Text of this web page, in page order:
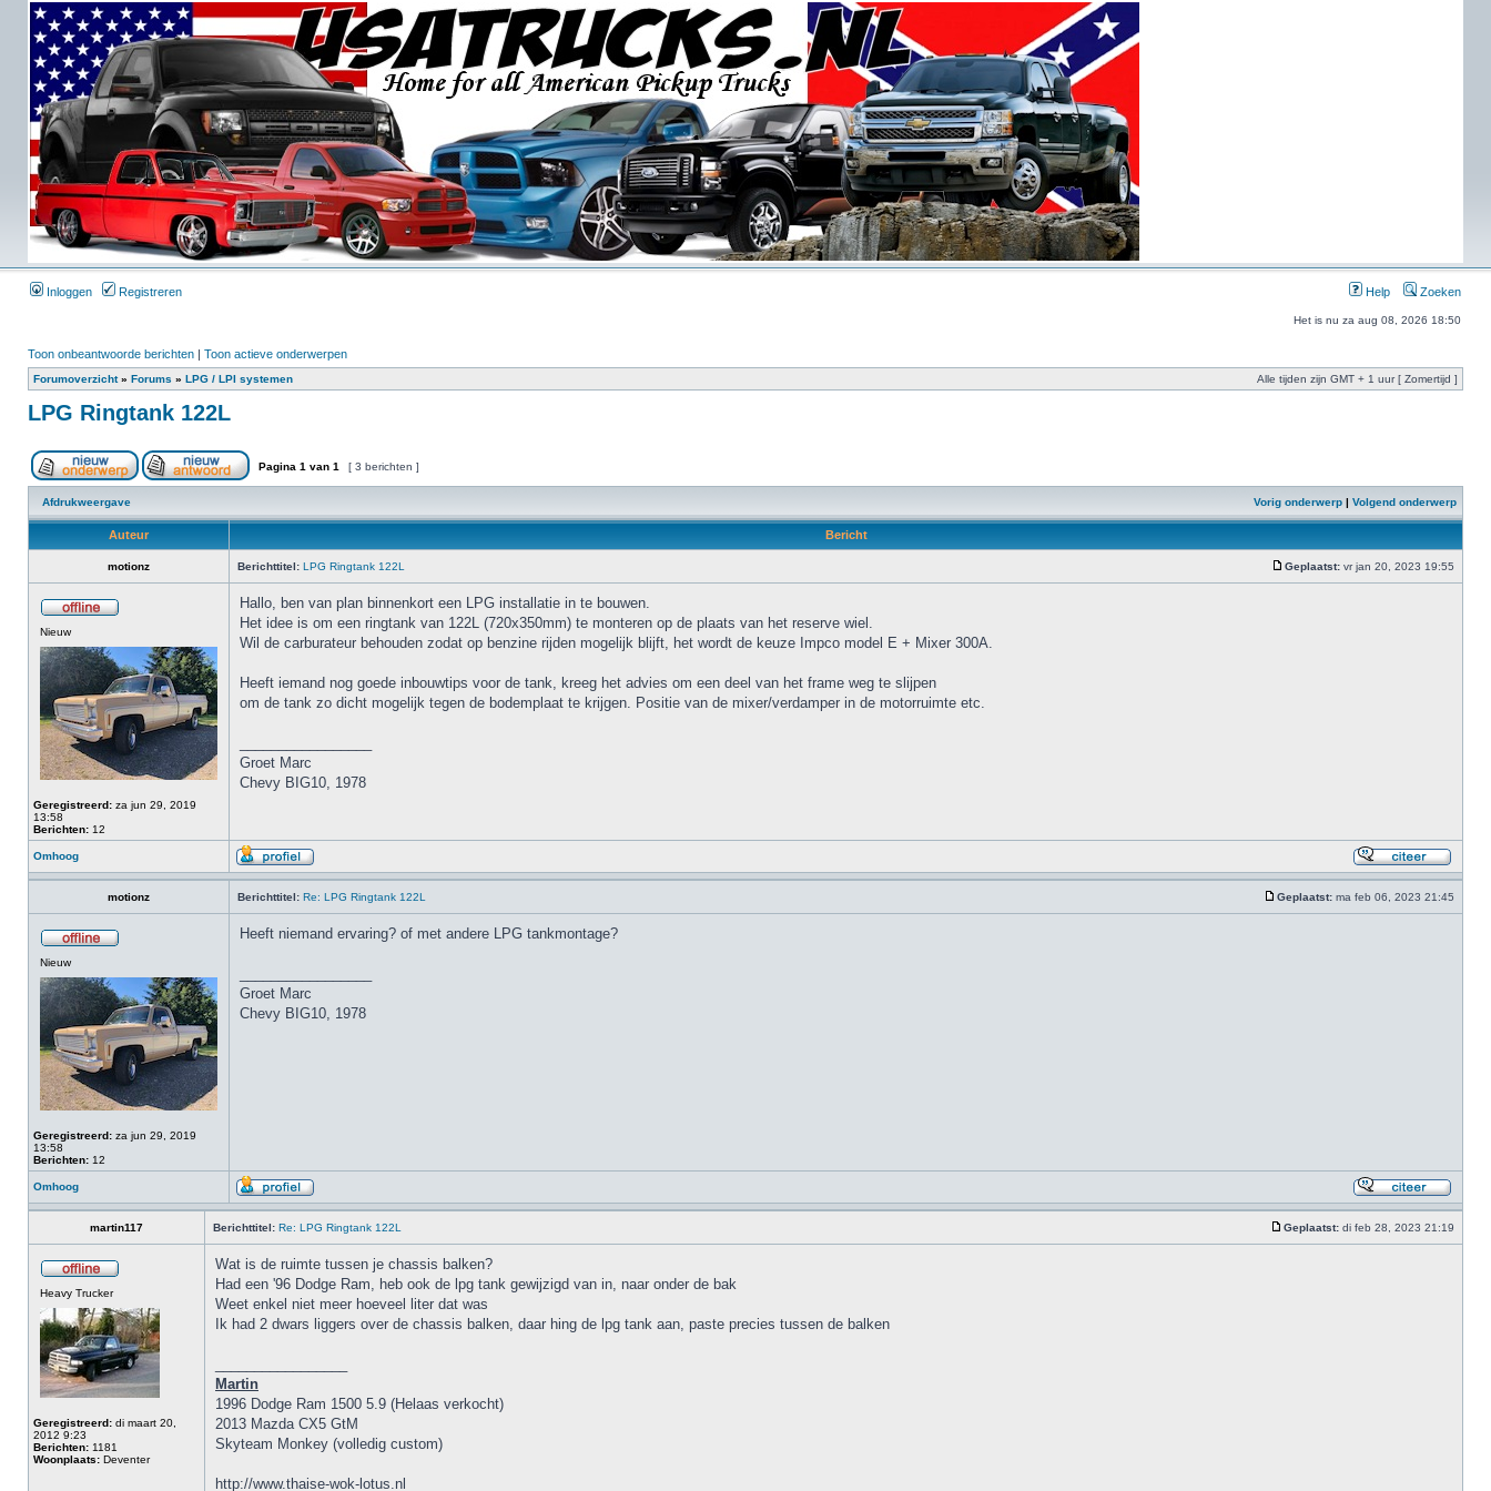
Inloggen Registreren Help Zoeken
Het is nu za aug 08, 2026 18:50
Toon onbeantwoorde berichten | Toon actieve onderwerpen
Forumoverzicht» Forums » LPG / LPI systemen Alle tijden zijn GMT + 1 uur [ Zomertijd ]
LPG Ringtank 122L
Pagina 1 van 1 [ 3 berichten ]
Afdrukweergave Vorig onderwerp | Volgend onderwerp
Auteur Bericht
motionz Berichttitel: LPG Ringtank 122L Geplaatst: vr jan 20, 2023 19:55
Nieuw
Geregistreerd: za jun 29, 2019
13:58
Berichten: 12
Hallo, ben van plan binnenkort een LPG installatie in te bouwen.
Het idee is om een ringtank van 122L (720x350mm) te monteren op de plaats van het reserve wiel.
Wil de carburateur behouden zodat op benzine rijden mogelijk blijft, het wordt de keuze Impco model E + Mixer 300A.
Heeft iemand nog goede inbouwtips voor de tank, kreeg het advies om een deel van het frame weg te slijpen
om de tank zo dicht mogelijk tegen de bodemplaat te krijgen. Positie van de mixer/verdamper in de motorruimte etc.
Groet Marc
Chevy BIG10, 1978
Omhoog
motionz Berichttitel: Re: LPG Ringtank 122L Geplaatst: ma feb 06, 2023 21:45
Nieuw
Geregistreerd: za jun 29, 2019
13:58
Berichten: 12
Heeft niemand ervaring? of met andere LPG tankmontage?
Groet Marc
Chevy BIG10, 1978
Omhoog
martin117 Berichttitel: Re: LPG Ringtank 122L Geplaatst: di feb 28, 2023 21:19
Heavy Trucker
Geregistreerd: di maart 20,
2012 9:23
Berichten: 1181
Woonplaats: Deventer
Wat is de ruimte tussen je chassis balken?
Had een '96 Dodge Ram, heb ook de lpg tank gewijzigd van in, naar onder de bak
Weet enkel niet meer hoeveel liter dat was
Ik had 2 dwars liggers over de chassis balken, daar hing de lpg tank aan, paste precies tussen de balken
Martin
1996 Dodge Ram 1500 5.9 (Helaas verkocht)
2013 Mazda CX5 GtM
Skyteam Monkey (volledig custom)
http://www.thaise-wok-lotus.nl